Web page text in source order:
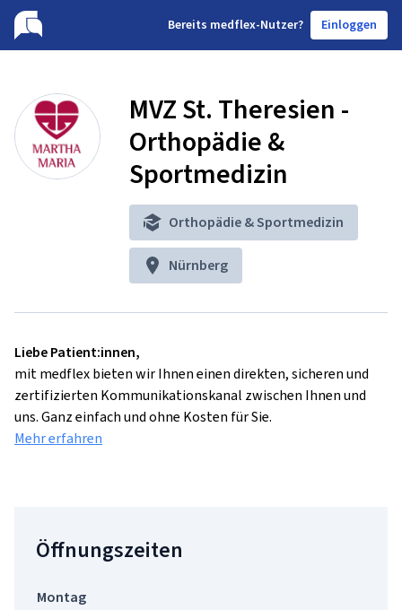
Bereits medflex-Nutzer? Einloggen
MVZ St. Theresien -
Orthopädie &
Sportmedizin
Orthopädie & Sportmedizin
Nürnberg
Liebe Patient:innen,
mit medflex bieten wir Ihnen einen direkten, sicheren und
zertifizierten Kommunikationskanal zwischen Ihnen und
uns. Ganz einfach und ohne Kosten für Sie.
Mehr erfahren
Öffnungszeiten
Montag